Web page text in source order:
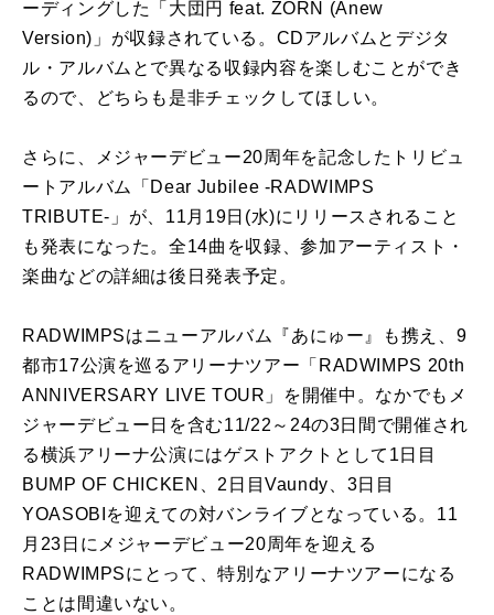
ーディングした「大団円 feat. ZORN (Anew
Version)」が収録されている。CDアルバムとデジタ
ル・アルバムとで異なる収録内容を楽しむことができ
るので、どちらも是非チェックしてほしい。
さらに、メジャーデビュー20周年を記念したトリビュ
ートアルバム「Dear Jubilee -RADWIMPS
TRIBUTE-」が、11月19日(水)にリリースされること
も発表になった。全14曲を収録、参加アーティスト・
楽曲などの詳細は後日発表予定。
RADWIMPSはニューアルバム『あにゅー』も携え、9
都市17公演を巡るアリーナツアー「RADWIMPS 20th
ANNIVERSARY LIVE TOUR」を開催中。なかでもメ
ジャーデビュー日を含む11/22～24の3日間で開催され
る横浜アリーナ公演にはゲストアクトとして1日目
BUMP OF CHICKEN、2日目Vaundy、3日目
YOASOBIを迎えての対バンライブとなっている。11
月23日にメジャーデビュー20周年を迎える
RADWIMPSにとって、特別なアリーナツアーになる
ことは間違いない。